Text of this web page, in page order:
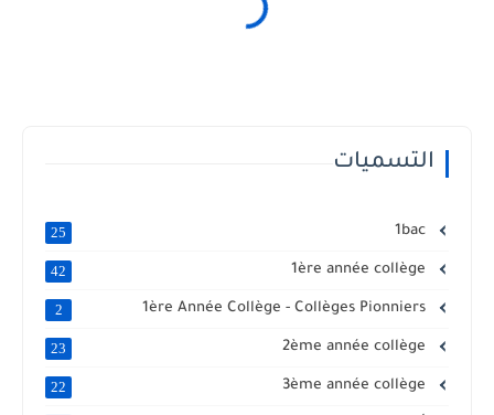
التسميات
1bac
25
42
1ère Année Collège - Collèges Pionniers
2
23
22